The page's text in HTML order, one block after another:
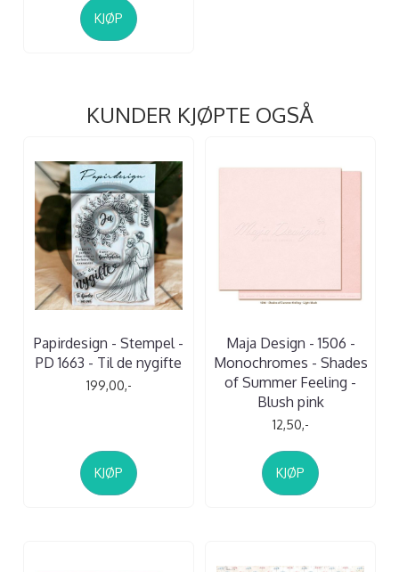
KJØP
KUNDER KJØPTE OGSÅ
Papirdesign - Stempel -
PD 1663 - Til de nygifte
199,00,-
KJØP
Maja Design - 1506 -
Monochromes - Shades
of Summer Feeling -
Blush pink
12,50,-
KJØP